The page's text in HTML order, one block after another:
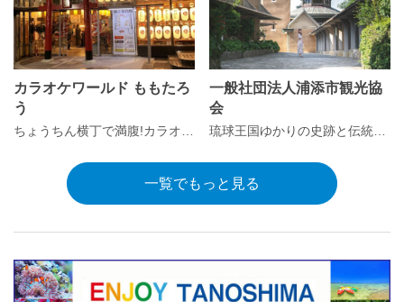
カラオケワールド ももたろ
う
ちょうちん横丁で満腹!カラオケももたろうで満点!
一般社団法人浦添市観光協
会
琉球王国ゆかりの史跡と伝統芸能が息づく浦添市
一覧でもっと見る